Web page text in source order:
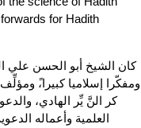
for Hadith
كان الشيخ أبو الحسن علي
ومفكّرا إسلاميا كبيرا،ً
كر النَّ يِّر الهادي،
العلمية وأعماله